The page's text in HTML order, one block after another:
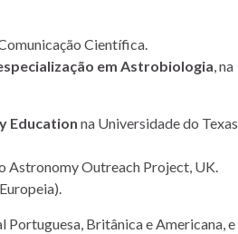
Científica.
em Astrobiologia, na
Education na Universidade do Texas
Astronomy Outreach Project, UK.
Portuguesa, Britânica e Americana, e